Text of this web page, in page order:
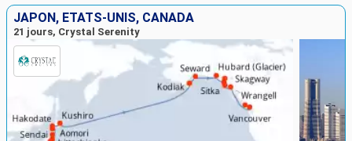
JAPON, ÉTATS-UNIS, CANADA
21 jours, Crystal Serenity